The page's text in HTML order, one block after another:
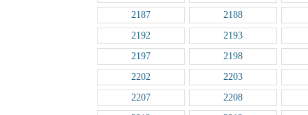
2187
2188
2192
2193
2197
2198
2202
2203
2207
2208